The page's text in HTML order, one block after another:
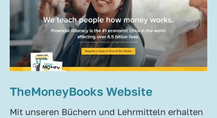
TheMoneyBooks Website
Mit unseren Büchern und Lehrmitteln erhalten